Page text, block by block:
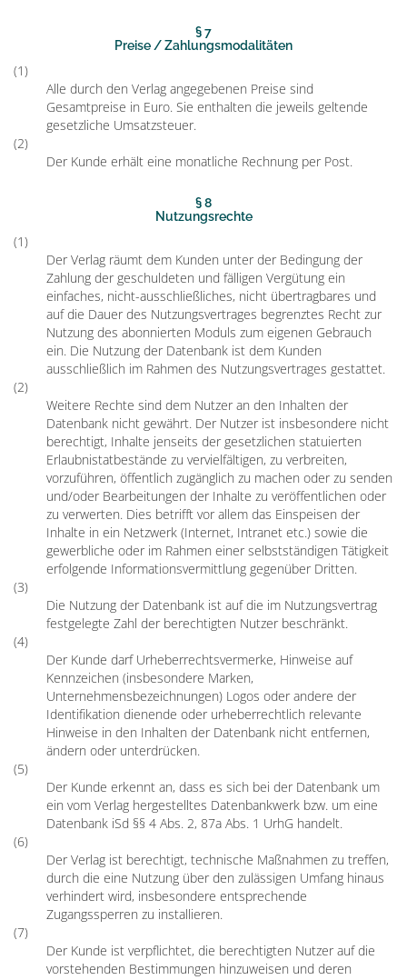
§ 7
Preise / Zahlungsmodalitäten
(1)
Alle durch den Verlag angegebenen Preise sind
Gesamtpreise in Euro. Sie enthalten die jeweils geltende
gesetzliche Umsatzsteuer.
(2)
Der Kunde erhält eine monatliche Rechnung per Post.
§ 8
Nutzungsrechte
(1)
Der Verlag räumt dem Kunden unter der Bedingung der
Zahlung der geschuldeten und fälligen Vergütung ein
einfaches, nicht-ausschließliches, nicht übertragbares und
auf die Dauer des Nutzungsvertrages begrenztes Recht zur
Nutzung des abonnierten Moduls zum eigenen Gebrauch
ein. Die Nutzung der Datenbank ist dem Kunden
ausschließlich im Rahmen des Nutzungsvertrages gestattet.
(2)
Weitere Rechte sind dem Nutzer an den Inhalten der
Datenbank nicht gewährt. Der Nutzer ist insbesondere nicht
berechtigt, Inhalte jenseits der gesetzlichen statuierten
Erlaubnistatbestände zu vervielfältigen, zu verbreiten,
vorzuführen, öffentlich zugänglich zu machen oder zu senden
und/oder Bearbeitungen der Inhalte zu veröffentlichen oder
zu verwerten. Dies betrifft vor allem das Einspeisen der
Inhalte in ein Netzwerk (Internet, Intranet etc.) sowie die
gewerbliche oder im Rahmen einer selbstständigen Tätigkeit
erfolgende Informationsvermittlung gegenüber Dritten.
(3)
Die Nutzung der Datenbank ist auf die im Nutzungsvertrag
festgelegte Zahl der berechtigten Nutzer beschränkt.
(4)
Der Kunde darf Urheberrechtsvermerke, Hinweise auf
Kennzeichen (insbesondere Marken,
Unternehmensbezeichnungen) Logos oder andere der
Identifikation dienende oder urheberrechtlich relevante
Hinweise in den Inhalten der Datenbank nicht entfernen,
ändern oder unterdrücken.
(5)
Der Kunde erkennt an, dass es sich bei der Datenbank um
ein vom Verlag hergestelltes Datenbankwerk bzw. um eine
Datenbank iSd §§ 4 Abs. 2, 87a Abs. 1 UrhG handelt.
(6)
Der Verlag ist berechtigt, technische Maßnahmen zu treffen,
durch die eine Nutzung über den zulässigen Umfang hinaus
verhindert wird, insbesondere entsprechende
Zugangssperren zu installieren.
(7)
Der Kunde ist verpflichtet, die berechtigten Nutzer auf die
vorstehenden Bestimmungen hinzuweisen und deren